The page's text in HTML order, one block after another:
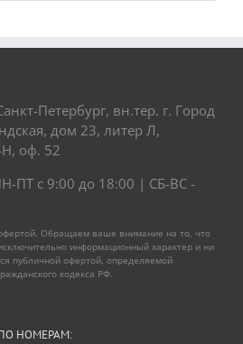
Петербург, вн.тер. г. Город
дом 23, литер Л,
оф. 52
ПТ с 9:00 до 18:00 | СБ-ВС -
Обращаем ваше внимание на то, что
информационный характер и ни
публичной офертой, определяемой
кодекса РФ.
НОМЕРАМ: